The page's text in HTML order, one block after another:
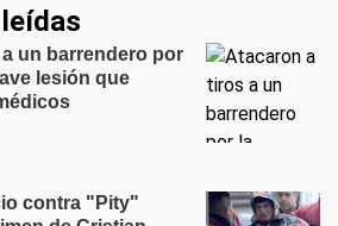
un barrendero por
lesión que
contra "Pity"